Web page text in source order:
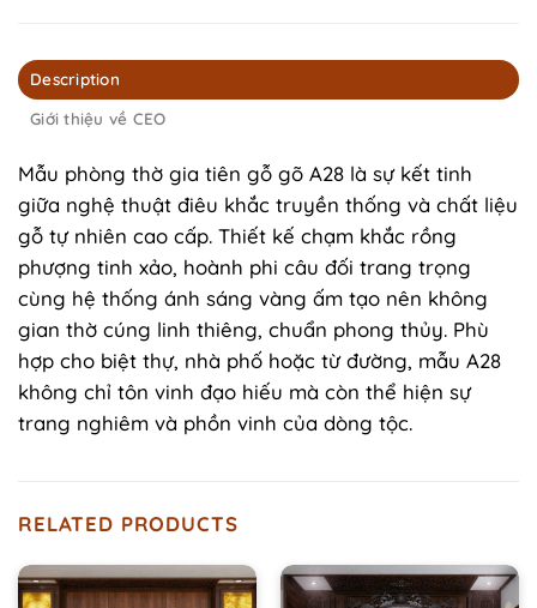
Description
Giới thiệu về CEO
Mẫu phòng thờ gia tiên gỗ gõ A28 là sự kết tinh
giữa nghệ thuật điêu khắc truyền thống và chất liệu
gỗ tự nhiên cao cấp. Thiết kế chạm khắc rồng
phượng tinh xảo, hoành phi câu đối trang trọng
cùng hệ thống ánh sáng vàng ấm tạo nên không
gian thờ cúng linh thiêng, chuẩn phong thủy. Phù
hợp cho biệt thự, nhà phố hoặc từ đường, mẫu A28
không chỉ tôn vinh đạo hiếu mà còn thể hiện sự
trang nghiêm và phồn vinh của dòng tộc.
RELATED PRODUCTS